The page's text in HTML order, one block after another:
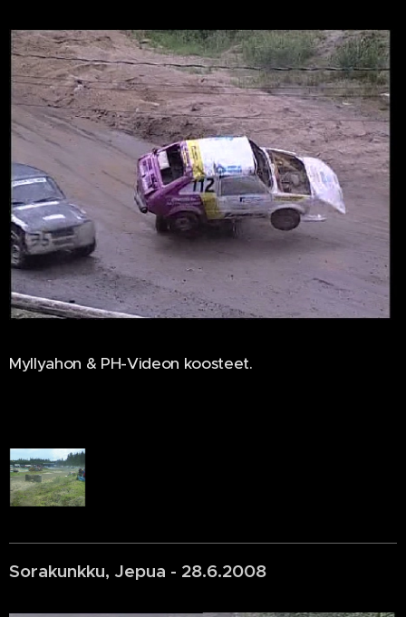
Myllyahon & PH-Videon koosteet.
Sorakunkku, Jepua - 28.6.2008